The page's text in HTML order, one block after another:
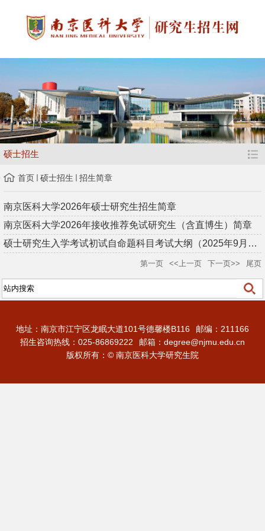
硕士招生
首页 硕士招生 招生简章
南京医科大学2026年硕士研究生招生简章
南京医科大学2026年接收推荐免试研究生（含直博生）简章
硕士研究生入学考试初试自命题科目考试大纲（2025年9月23日更新...
第一页 <<上一页 下一页>> 尾页
地址：南京市江宁区龙眠大道101号德馨楼B116
邮编：211166
招生咨询热线：025-86869222
邮箱：degree@njmu.edu.cn
版权所有：© 南京医科大学研究生院